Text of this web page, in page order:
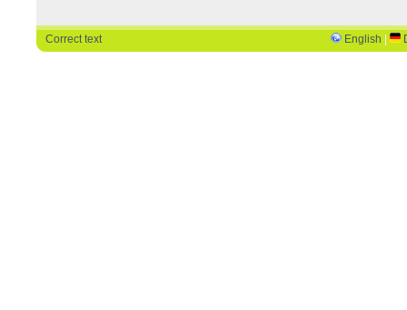
Correct text English